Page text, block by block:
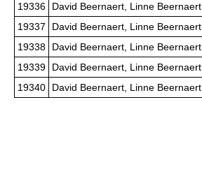
19336
David Beernaert, Linne Beernaert
19337
David Beernaert, Linne Beernaert
19338
David Beernaert, Linne Beernaert
19339
David Beernaert, Linne Beernaert
19340
David Beernaert, Linne Beernaert